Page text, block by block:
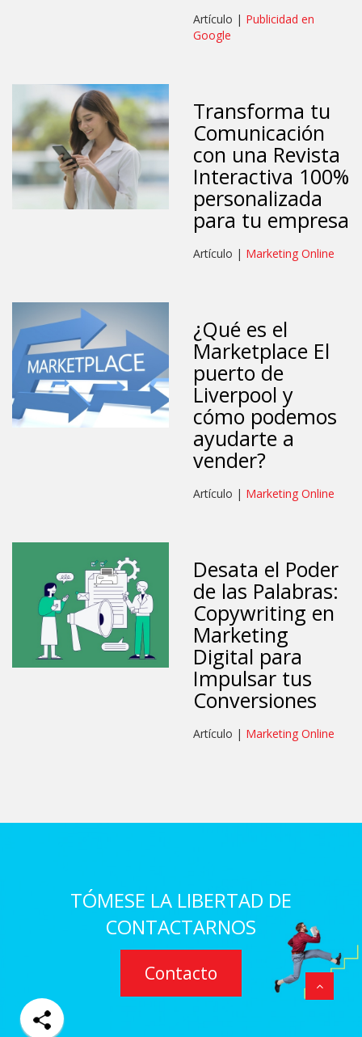
Artículo | Publicidad en
Google
Transforma tu
Comunicación
con una Revista
Interactiva 100%
personalizada
para tu empresa
Artículo | Marketing Online
¿Qué es el
Marketplace El
puerto de
Liverpool y
cómo podemos
ayudarte a
vender?
Artículo | Marketing Online
Desata el Poder
de las Palabras:
Copywriting en
Marketing
Digital para
Impulsar tus
Conversiones
Artículo | Marketing Online
TÓMESE LA LIBERTAD DE
CONTACTARNOS
Contacto